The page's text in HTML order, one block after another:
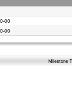
00
00
Milestone